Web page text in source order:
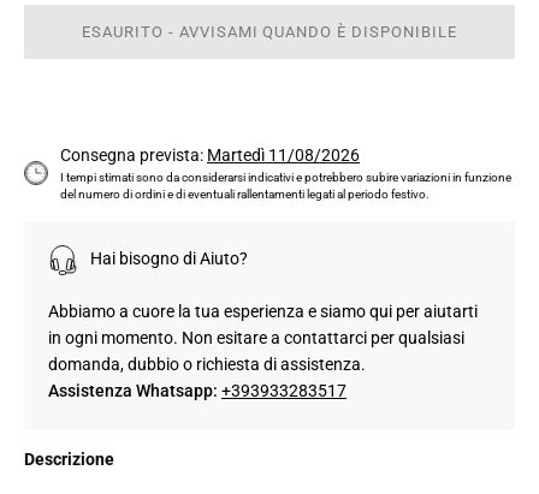
ESAURITO - AVVISAMI QUANDO È DISPONIBILE
Consegna prevista: Martedì 11/08/2026
I tempi stimati sono da considerarsi indicativi e potrebbero subire variazioni in funzione
del numero di ordini e di eventuali rallentamenti legati al periodo festivo.
Hai bisogno di Aiuto?
Abbiamo a cuore la tua esperienza e siamo qui per aiutarti
in ogni momento. Non esitare a contattarci per qualsiasi
domanda, dubbio o richiesta di assistenza.
Assistenza Whatsapp: +393933283517
Descrizione